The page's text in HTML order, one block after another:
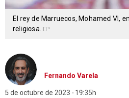
El rey de Marruecos, Mohamed VI,
religiosa.
EP
Fernando Varela
5 de octubre de 2023
19:35h